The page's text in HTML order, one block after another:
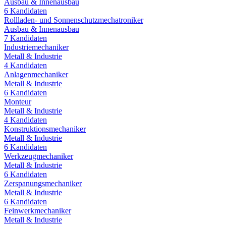
6 Kandidaten
Rollladen- und Sonnenschutzmechatroniker
Ausbau & Innenausbau
7 Kandidaten
Industriemechaniker
Metall & Industrie
4 Kandidaten
Anlagenmechaniker
Metall & Industrie
6 Kandidaten
Monteur
Metall & Industrie
4 Kandidaten
Konstruktionsmechaniker
Metall & Industrie
6 Kandidaten
Werkzeugmechaniker
Metall & Industrie
6 Kandidaten
Zerspanungsmechaniker
Metall & Industrie
6 Kandidaten
Feinwerkmechaniker
Metall & Industrie